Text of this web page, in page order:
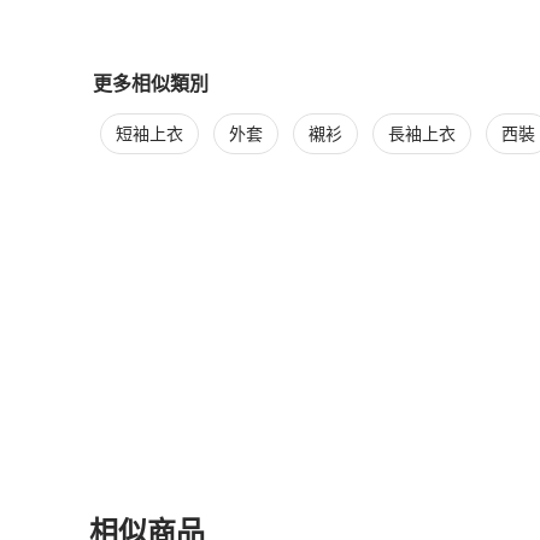
更多相似類別
更多Fendi男裝相似商品推薦
短袖上衣 外套 襯衫 長袖上衣 西裝
相似商品